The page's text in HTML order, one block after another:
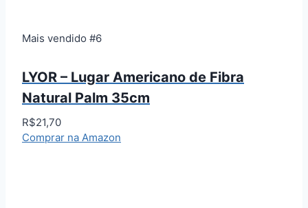
Mais vendido #6
LYOR – Lugar Americano de Fibra
Natural Palm 35cm
R$21,70
Comprar na Amazon